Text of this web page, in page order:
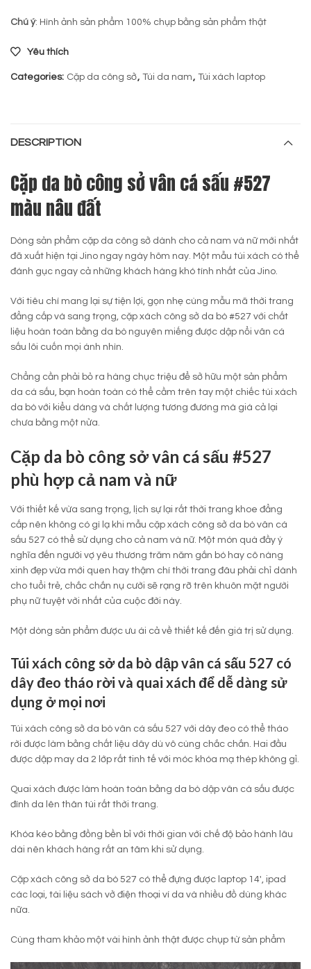
Chú ý: Hình ảnh sản phẩm 100% chụp bằng sản phẩm thật
Yêu thích
Categories: Cặp da công sở, Túi da nam, Túi xách laptop
DESCRIPTION
Cặp da bò công sở vân cá sấu #527
màu nâu đất
Dòng sản phẩm cặp da công sở dành cho cả nam và nữ mới nhất
đã xuất hiện tại Jino ngay ngày hôm nay. Một mẫu túi xách có thể
đánh gục ngay cả những khách hàng khó tính nhất của Jino.
Với tiêu chí mang lại sự tiện lợi, gọn nhẹ cùng mẫu mã thời trang
đẳng cấp và sang trọng, cặp xách công sở da bò #527 với chất
liệu hoàn toàn bằng da bò nguyên miếng được dập nổi vân cá
sấu lôi cuốn mọi ánh nhìn.
Chẳng cần phải bỏ ra hàng chục triệu để sở hữu một sản phẩm
da cá sấu, bạn hoàn toàn có thể cầm trên tay một chiếc túi xách
da bò với kiểu dáng và chất lượng tương đương mà giá cả lại
chưa bằng một nửa.
Cặp da bò công sở vân cá sấu #527
phù hợp cả nam và nữ
Với thiết kế vừa sang trọng, lịch sự lại rất thời trang khoe đẳng
cấp nên không có gì lạ khi mẫu cặp xách công sở da bò vân cá
sấu 527 có thể sử dụng cho cả nam và nữ. Một món quà đầy ý
nghĩa đến người vợ yêu thương trăm năm gắn bó hay cô nàng
xinh đẹp vừa mới quen hay thậm chí thời trang đâu phải chỉ dành
cho tuổi trẻ, chắc chắn nụ cười sẽ rạng rỡ trên khuôn mặt người
phụ nữ tuyệt vời nhất của cuộc đời này.
Một dòng sản phẩm được ưu ái cả về thiết kế đến giá trị sử dụng.
Túi xách công sở da bò dập vân cá sấu 527 có
dây đeo tháo rời và quai xách để dễ dàng sử
dụng ở mọi nơi
Túi xách công sở da bò vân cá sấu 527 với dây đeo có thể tháo
rời được làm bằng chất liệu dây dù vô cùng chắc chắn. Hai đầu
được dập may da 2 lớp rất tinh tế với móc khóa mạ thép không gỉ.
Quai xách được làm hoàn toàn bằng da bò dập vân cá sấu được
đính da lên thân túi rất thời trang.
Khóa kéo bằng đồng bền bỉ với thời gian với chế độ bảo hành lâu
dài nên khách hàng rất an tâm khi sử dụng.
Cặp xách công sở da bò 527 có thể đựng được laptop 14′, ipad
các loại, tài liệu sách vở điện thoại ví da và nhiều đồ dùng khác
nữa.
Cùng tham khảo một vài hình ảnh thật được chụp từ sản phẩm